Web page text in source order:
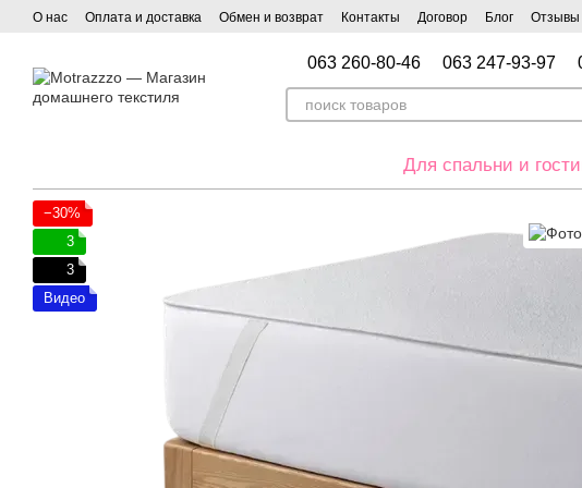
Перейти к основному контенту
О нас Оплата и доставка Обмен и возврат Контакты Договор Блог Отзывы
063 260-80-46 063 247-93-97
Для спальни и
−30%
3
3
Видео